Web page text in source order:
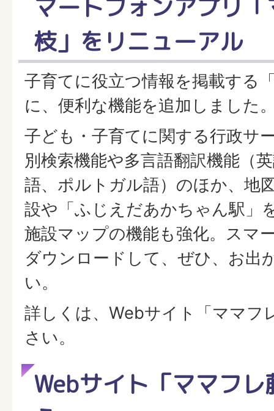
マートフォンアプリ
枝」をリニューアル
子育てに役立つ情報を掲載する
に、便利な機能を追加しました
子ども・子育てに関する行政サ
別検索機能や多言語翻訳機能（
語、ポルトガル語）のほか、地
設や「ふじえだあかちゃん駅」
施設マップの機能も強化。スマ
ダウンロードして、ぜひ、お出
い。
詳しくは、Webサイト「ママフ
さい。
Webサイト「ママフ